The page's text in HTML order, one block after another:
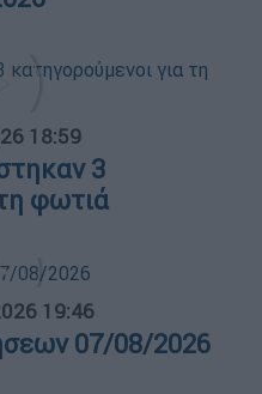
18:59
3
φωτιά
19:46
07/08/2026